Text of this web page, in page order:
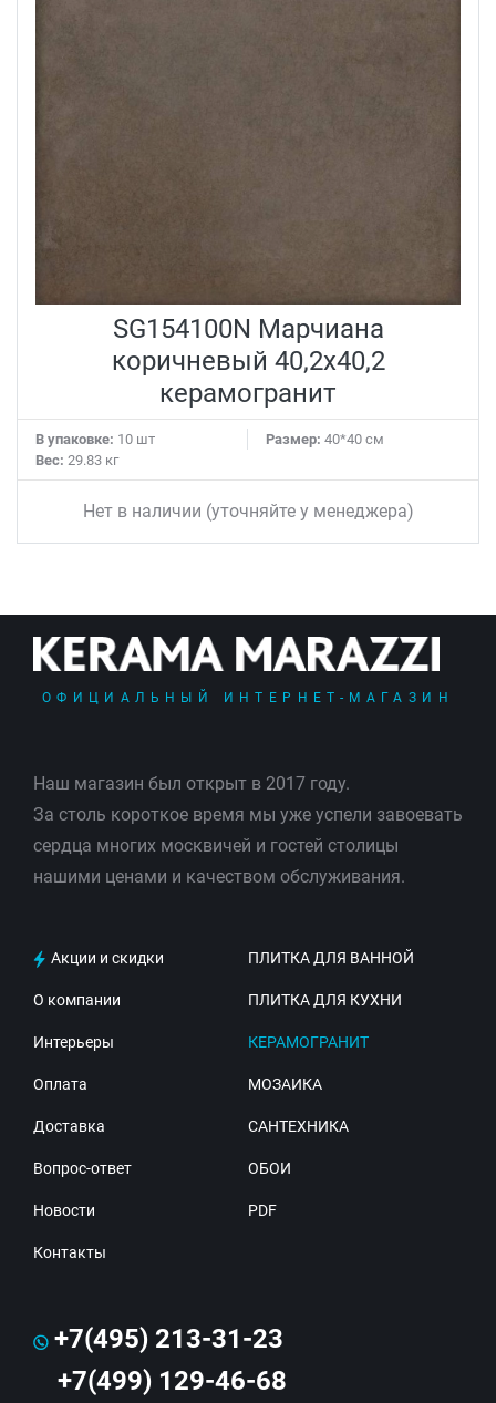
SG154100N Марчиана
коричневый 40,2x40,2
керамогранит
В упаковке: 10 шт Размер: 40*40 см
Вес: 29.83 кг
Нет в наличии (уточняйте у менеджера)
ОФИЦИАЛЬНЫЙ ИНТЕРНЕТ-МАГАЗИН
Наш магазин был открыт в 2017 году.
За столь короткое время мы уже успели завоевать
сердца многих москвичей и гостей столицы
нашими ценами и качеством обслуживания.
Акции и скидки
О компании
Интерьеры
Оплата
Доставка
Вопрос-ответ
Новости
Контакты
ПЛИТКА ДЛЯ ВАННОЙ
ПЛИТКА ДЛЯ КУХНИ
КЕРАМОГРАНИТ
МОЗАИКА
САНТЕХНИКА
ОБОИ
PDF
+7(495) 213-31-23
+7(499) 129-46-68